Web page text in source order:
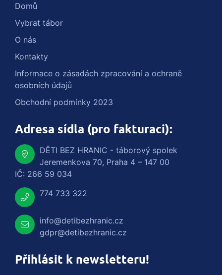
Domů
Vybrat tábor
O nás
Kontakty
Informace o zásadách zpracování a ochraně
osobních údajů
Obchodní podmínky 2023
Adresa sídla (pro fakturaci):
DĚTI BEZ HRANIC - táborový spolek
Jeremenkova 70, Praha 4 – 147 00
IČ: 266 59 034
774 733 322
info@detibezhranic.cz
gdpr@detibezhranic.cz
Přihlásit k newsletteru!